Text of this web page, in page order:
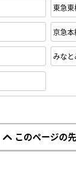
東急
京急本
みな
このページの